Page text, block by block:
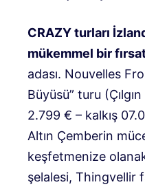
CRAZY turları
mükemmel bir
adası. Nouvelles
Büyüsü” turu
2.799 € – kalkış
Altın Çemberin
keşfetmenize
şelalesi, Thingvellir